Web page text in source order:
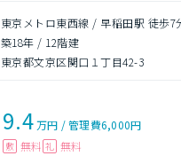
東京メトロ東西線 / 早稲田駅 徒歩7
築18年 / 12階建
東京都文京区関口１丁目42-3
9.4万円 /管理費6,000円
敷 無料 礼 無料